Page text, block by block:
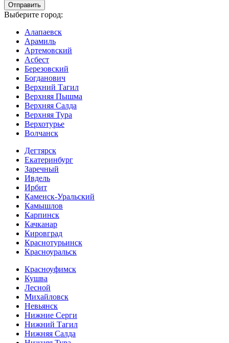
Выберите город:
Алапаевск
Арамиль
Артемовский
Асбест
Березовский
Богданович
Верхний Тагил
Верхняя Пышма
Верхняя Салда
Верхняя Тура
Верхотурье
Волчанск
Дегтярск
Екатеринбург
Заречный
Ивдель
Ирбит
Каменск-Уральский
Камышлов
Карпинск
Качканар
Кировград
Краснотурьинск
Красноуральск
Красноуфимск
Кушва
Лесной
Михайловск
Невьянск
Нижние Серги
Нижний Тагил
Нижняя Салда